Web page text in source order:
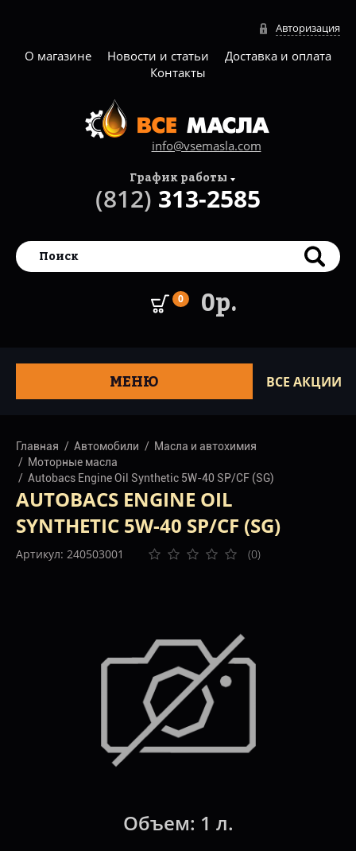
Авторизация
О магазине Новости и статьи
Доставка и оплата
Контакты
info@vsemasla.com
0 0р.
График работы
(812) 313-2585
МЕНЮ ВСЕ АКЦИИ
Главная Автомобили
Масла и автохимия
Моторные масла
Autobacs Engine Oil Synthetic 5W-40 SP/СF (SG)
AUTOBACS ENGINE OIL
SYNTHETIC 5W-40 SP/СF (SG)
Артикул: 240503001 (0)
Объем: 1 л.